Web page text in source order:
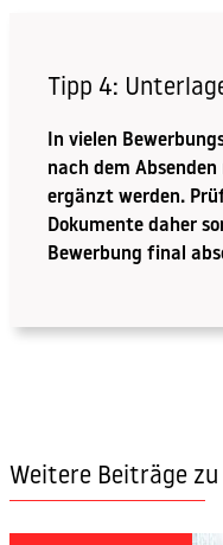
Tipp 4:
In vielen
nach dem
ergänzt werden.
Dokumente daher
Bewerbung final
Weitere Beiträge